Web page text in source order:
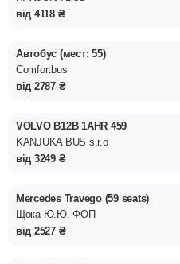
VOLVO B12B 1AHR 459
KANJUKA BUS s.r.o
від 3249 ₴
Mercedes Travego (59 seats)
Щока Ю.Ю. ФОП
від 2527 ₴
від 4118 ₴
Автобус (мест: 55)
Comfortbus
від 2787 ₴